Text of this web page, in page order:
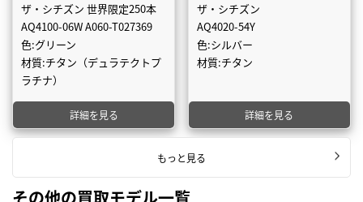
ザ・シチズン 世界限定250本
AQ4100-06W A060-T027369
色:グリーン
材質:チタン（デュラテクトプ
ラチナ）
詳細を見る
ザ・シチズン
AQ4020-54Y
色:シルバー
材質:チタン
詳細を見る
もっと見る